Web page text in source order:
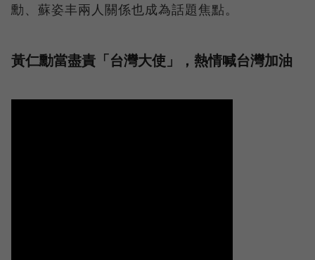
勳、蘇姿丰兩人關係也成為話題焦點。
黃仁勳當盡責「台灣大使」，熱情喊台灣加油